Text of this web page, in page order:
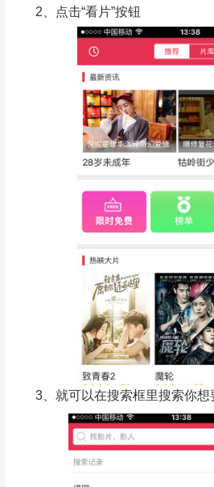
2、点击“看片”按钮
3、就可以在搜索框里搜索你想